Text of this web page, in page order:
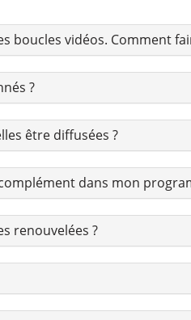
boucles vidéos. Comment
?
être diffusées ?
dans mon
renouvelées ?